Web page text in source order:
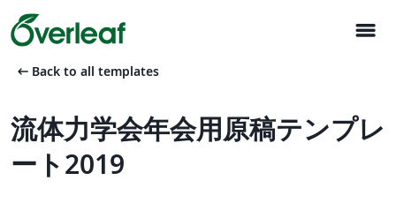
menu
arrow_left_alt Back to all templates
流体力学会年会用原稿テンプレ
ート2019